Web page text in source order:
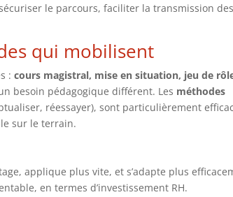
le parcours, faciliter la transmission des
qui mobilisent
:cours magistral, mise en situation, jeu de
besoin pédagogique différent. Les méthodes
réessayer), sont particulièrement
sur le terrain.
applique plus vite, et s’adapte plus
en termes d’investissement RH.